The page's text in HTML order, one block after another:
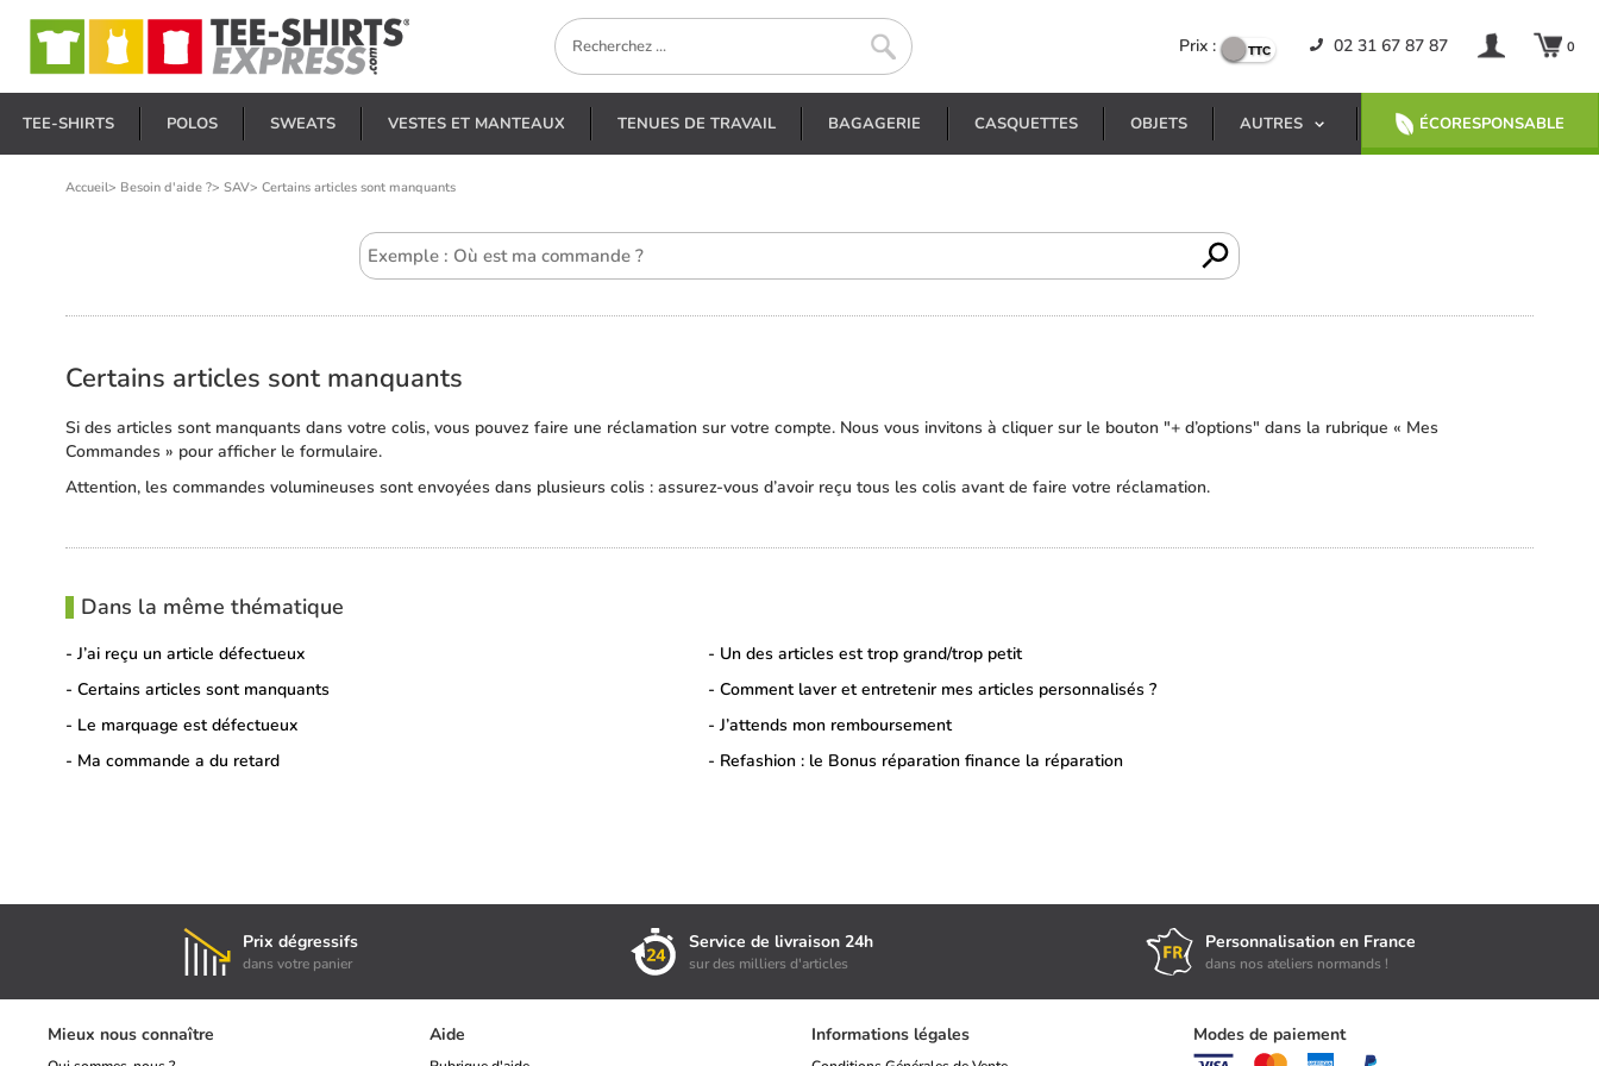
Prix : 02 31 67 87 87 0
TEE-SHIRTS POLOS SWEATS VESTES ET MANTEAUX TENUES DE TRAVAIL BAGAGERIE CASQUETTES OBJETS AUTRES ÉCORESPONSABLE
Accueil> Besoin d'aide ?> SAV> Certains articles sont manquants
Certains articles sont manquants
Si des articles sont manquants dans votre colis, vous pouvez faire une réclamation sur votre compte. Nous vous invitons à cliquer sur le bouton "+ d’options" dans la rubrique « Mes
Commandes » pour afficher le formulaire.
Attention, les commandes volumineuses sont envoyées dans plusieurs colis : assurez-vous d’avoir reçu tous les colis avant de faire votre réclamation.
Dans la même thématique
- J’ai reçu un article défectueux
- Certains articles sont manquants
- Le marquage est défectueux
- Ma commande a du retard
- Un des articles est trop grand/trop petit
- Comment laver et entretenir mes articles personnalisés ?
- J’attends mon remboursement
- Refashion : le Bonus réparation finance la réparation
Prix dégressifs
dans votre panier
Service de livraison 24h
sur des milliers d'articles
Personnalisation en France
dans nos ateliers normands !
Mieux nous connaître Aide Informations légales Modes de paiement